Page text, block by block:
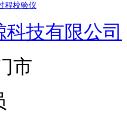
程校验仪
科技有限公司
市